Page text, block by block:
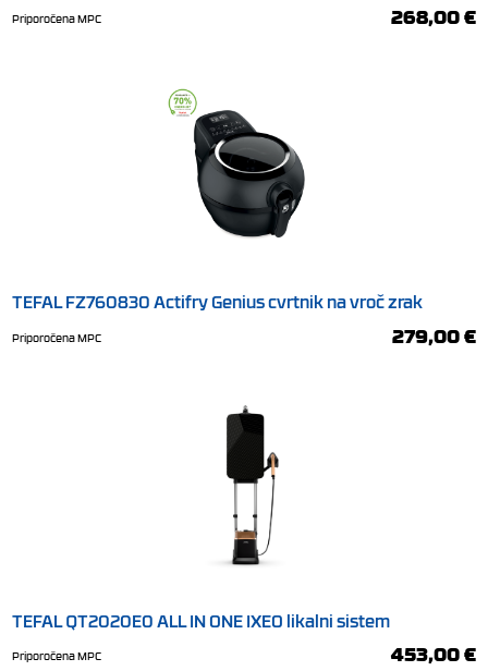
Priporočena MPC 268,00 €
TEFAL FZ760830 Actifry Genius cvrtnik na vroč zrak
Priporočena MPC 279,00 €
TEFAL QT2020E0 ALL IN ONE IXEO likalni sistem
Priporočena MPC 453,00 €